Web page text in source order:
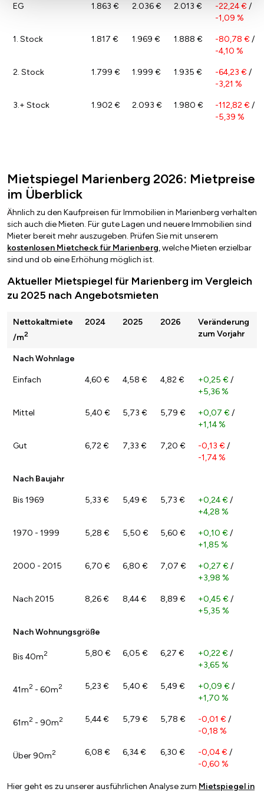
EG 1.863 € 2.036 € 2.013 € -22,24 € /
-1,09 %
1. Stock 1.817 € 1.969 € 1.888 € -80,78 € /
-4,10 %
2. Stock 1.799 € 1.999 € 1.935 € -64,23 € /
-3,21 %
3.+ Stock 1.902 € 2.093 € 1.980 € -112,82 € /
-5,39 %
Mietspiegel Marienberg 2026: Mietpreise
im Überblick
Ähnlich zu den Kaufpreisen für Immobilien in Marienberg verhalten
sich auch die Mieten. Für gute Lagen und neuere Immobilien sind
Mieter bereit mehr auszugeben. Prüfen Sie mit unserem
kostenlosen Mietcheck für Marienberg, welche Mieten erzielbar
sind und ob eine Erhöhung möglich ist.
Aktueller Mietspiegel für Marienberg im Vergleich
zu 2025 nach Angebotsmieten
Nettokaltmiete
/m2
2024 2025 2026
Veränderung
zum Vorjahr
Nach Wohnlage
Einfach 4,60 € 4,58 € 4,82 € +0,25 € /
+5,36 %
Mittel 5,40 € 5,73 € 5,79 € +0,07 € /
+1,14 %
Gut 6,72 € 7,33 € 7,20 € -0,13 € /
-1,74 %
Nach Baujahr
Bis 1969 5,33 € 5,49 € 5,73 € +0,24 € /
+4,28 %
1970 - 1999 5,28 € 5,50 € 5,60 € +0,10 € /
+1,85 %
2000 - 2015 6,70 € 6,80 € 7,07 € +0,27 € /
+3,98 %
Nach 2015 8,26 € 8,44 € 8,89 € +0,45 € /
+5,35 %
Nach Wohnungsgröße
Bis 40m2 5,80 € 6,05 € 6,27 € +0,22 € /
+3,65 %
41m2 - 60m2 5,23 € 5,40 € 5,49 € +0,09 € /
+1,70 %
61m2 - 90m2 5,44 € 5,79 € 5,78 € -0,01 € /
-0,18 %
Über 90m2 6,08 € 6,34 € 6,30 € -0,04 € /
-0,60 %
Hier geht es zu unserer ausführlichen Analyse zum Mietspiegel in